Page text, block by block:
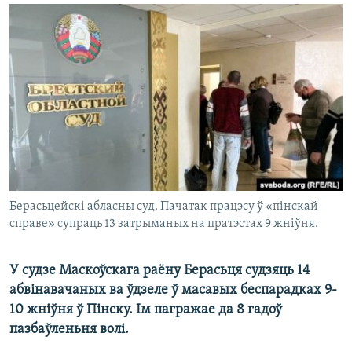
Берасьцейскі абласны суд. Пачатак працэсу ў «пінскай
справе» супраць 13 затрыманых на пратэстах 9 жніўня.
У судзе Маскоўскага раёну Берасьця судзяць 14
абвінавачаных ва ўдзеле ў масавых беспарадках 9-
10 жніўня ў Пінску. Ім пагражае да 8 гадоў
пазбаўленьня волі.